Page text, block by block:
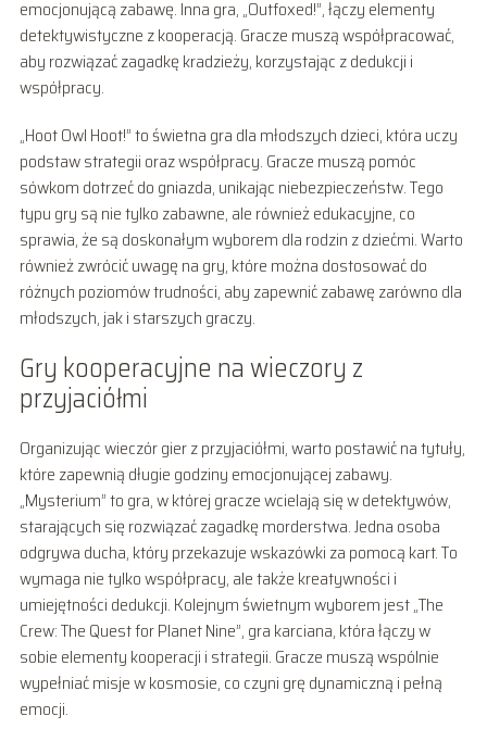
emocjonującą zabawę. Inna gra, „Outfoxed!”, łączy elementy
detektywistyczne z kooperacją. Gracze muszą współpracować,
aby rozwiązać zagadkę kradzieży, korzystając z dedukcji i
współpracy.
„Hoot Owl Hoot!” to świetna gra dla młodszych dzieci, która uczy
podstaw strategii oraz współpracy. Gracze muszą pomóc
sówkom dotrzeć do gniazda, unikając niebezpieczeństw. Tego
typu gry są nie tylko zabawne, ale również edukacyjne, co
sprawia, że są doskonałym wyborem dla rodzin z dziećmi. Warto
również zwrócić uwagę na gry, które można dostosować do
różnych poziomów trudności, aby zapewnić zabawę zarówno dla
młodszych, jak i starszych graczy.
Gry kooperacyjne na wieczory z
przyjaciółmi
Organizując wieczór gier z przyjaciółmi, warto postawić na tytuły,
które zapewnią długie godziny emocjonującej zabawy.
„Mysterium” to gra, w której gracze wcielają się w detektywów,
starających się rozwiązać zagadkę morderstwa. Jedna osoba
odgrywa ducha, który przekazuje wskazówki za pomocą kart. To
wymaga nie tylko współpracy, ale także kreatywności i
umiejętności dedukcji. Kolejnym świetnym wyborem jest „The
Crew: The Quest for Planet Nine”, gra karciana, która łączy w
sobie elementy kooperacji i strategii. Gracze muszą wspólnie
wypełniać misje w kosmosie, co czyni grę dynamiczną i pełną
emocji.